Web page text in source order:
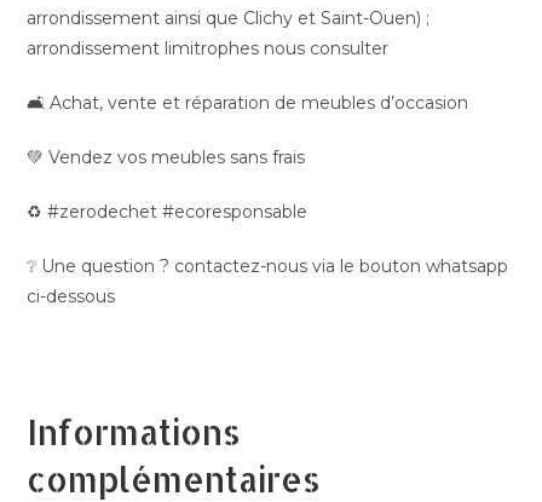
arrondissement ainsi que Clichy et Saint-Ouen) ;
arrondissement limitrophes nous consulter
🛋️ Achat, vente et réparation de meubles d’occasion
💚 Vendez vos meubles sans frais
♻️ #zerodechet #ecoresponsable
❔ Une question ? contactez-nous via le bouton whatsapp
ci-dessous
Informations
complémentaires